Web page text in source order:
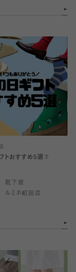
トおすすめ5選👔
靴下屋
ルミネ町田店